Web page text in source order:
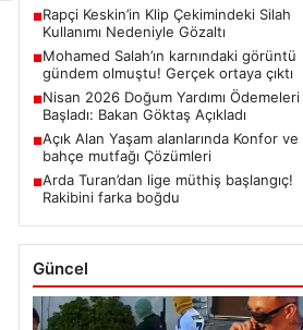
■Rapçi Keskin’in Klip Çekimindeki Silah
Kullanımı Nedeniyle Gözaltı
■Mohamed Salah’ın karnındaki görüntü
gündem olmuştu! Gerçek ortaya çıktı
■Nisan 2026 Doğum Yardımı Ödemeleri
Başladı: Bakan Göktaş Açıkladı
■Açık Alan Yaşam alanlarında Konfor ve
bahçe mutfağı Çözümleri
■Arda Turan’dan lige müthiş başlangıç!
Rakibini farka boğdu
Güncel